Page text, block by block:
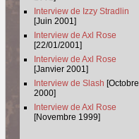
Interview de Izzy Stradlin
[Juin 2001]
Interview de Axl Rose
[22/01/2001]
Interview de Axl Rose
[Janvier 2001]
Interview de Slash [Octobre
2000]
Interview de Axl Rose
[Novembre 1999]